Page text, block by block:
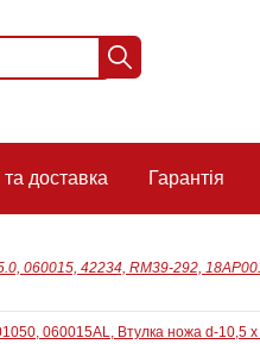
доставка Гарантія
060015, 42234, RM39-292,